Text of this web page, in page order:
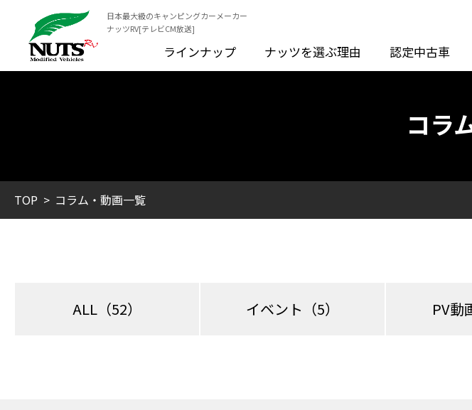
日本最大級のキャンピングカーメーカー
ナッツRV[テレビCM放送]
ラインナップ
ナッツを選ぶ理由 認定中古車
コラ
TOP コラム・動画一覧
ALL（52） イベント （5） PV動